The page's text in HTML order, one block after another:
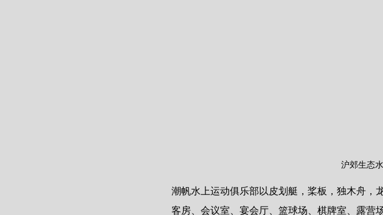
沪郊生态
潮帆水上运动俱乐部以皮划艇，桨板，独木舟，
客房、会议室、宴会厅、篮球场、棋牌室、露营